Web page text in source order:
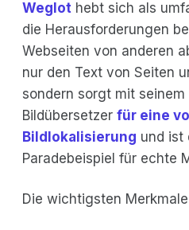
Weglot hebt sich als
die Herausforderungen
Webseiten von anderen
nur den Text von Seiten
sondern sorgt mit
Bildübersetzer für eine
Bildlokalisierung und ist
Paradebeispiel für echte
Die wichtigsten